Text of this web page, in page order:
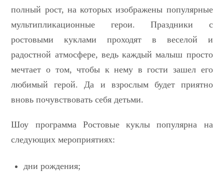
полный рост, на которых изображены популярные
мультипликационные герои. Праздники с
ростовыми куклами проходят в веселой и
радостной атмосфере, ведь каждый малыш просто
мечтает о том, чтобы к нему в гости зашел его
любимый герой. Да и взрослым будет приятно
вновь почувствовать себя детьми.
Шоу программа Ростовые куклы популярна на
следующих мероприятиях:
дни рождения;